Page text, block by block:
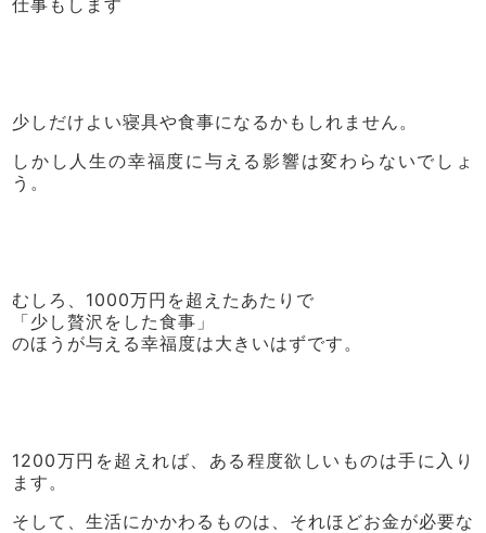
少しだけよい寝具や食事になるかもしれません。
しかし人生の幸福度に与える影響は変わらないでしょ
う。
むしろ、1000万円を超えたあたりで
「少し贅沢をした食事」
のほうが与える幸福度は大きいはずです。
1200万円を超えれば、ある程度欲しいものは手に入り
ます。
そして、生活にかかわるものは、それほどお金が必要な